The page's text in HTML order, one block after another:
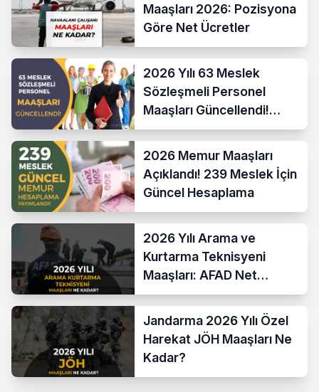
Maaşları 2026: Pozisyona
Göre Net Ücretler
2026 Yılı 63 Meslek
Sözleşmeli Personel
Maaşları Güncellendi!
Hesaplama Formülü ve
2026 Memur Maaşları
Açıklandı! 239 Meslek İçin
Güncel Hesaplama
2026 Yılı Arama ve
Kurtarma Teknisyeni
Maaşları: AFAD Net
Bordro Tablosu
Jandarma 2026 Yılı Özel
Harekat JÖH Maaşları Ne
Kadar?